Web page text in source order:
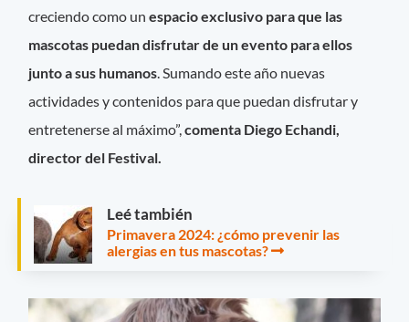
creciendo como unespacio exclusivo para que las
mascotas puedan disfrutar de un evento para ellos
junto a sus humanos. Sumando este año nuevas
actividades y contenidos para que puedan disfrutar y
entretenerse al máximo”,comenta Diego Echandi,
director del Festival.
Leé también
Primavera 2024: ¿cómo prevenir las
alergias en tus mascotas?